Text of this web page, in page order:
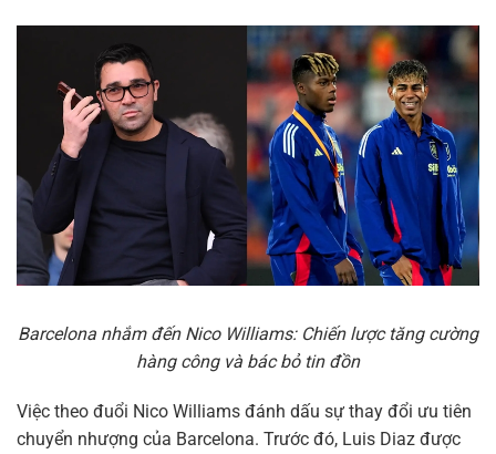
Barcelona nhắm đến Nico Williams: Chiến lược tăng cường
hàng công và bác bỏ tin đồn
Việc theo đuổi Nico Williams đánh dấu sự thay đổi ưu tiên
chuyển nhượng của Barcelona. Trước đó, Luis Diaz được